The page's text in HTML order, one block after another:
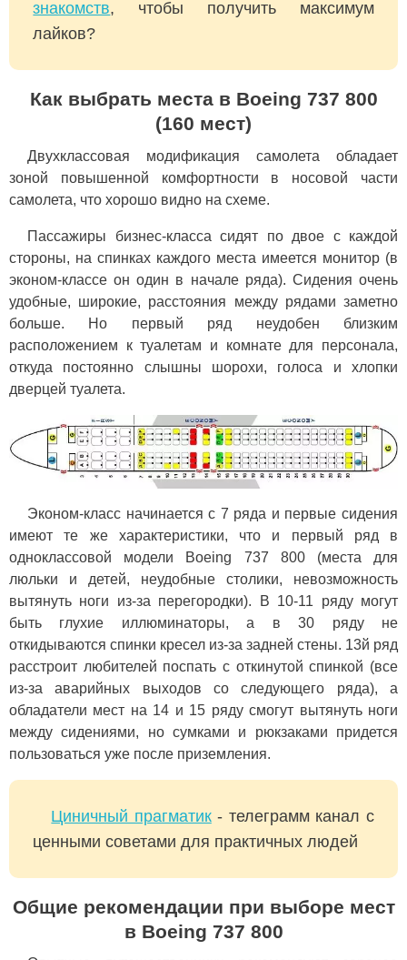
знакомств, чтобы получить максимум
лайков?
Как выбрать места в Boeing 737 800
(160 мест)
Двухклассовая модификация самолета обладает
зоной повышенной комфортности в носовой части
самолета, что хорошо видно на схеме.
Пассажиры бизнес-класса сидят по двое с каждой
стороны, на спинках каждого места имеется монитор (в
эконом-классе он один в начале ряда). Сидения очень
удобные, широкие, расстояния между рядами заметно
больше. Но первый ряд неудобен близким
расположением к туалетам и комнате для персонала,
откуда постоянно слышны шорохи, голоса и хлопки
дверцей туалета.
Эконом-класс начинается с 7 ряда и первые сидения
имеют те же характеристики, что и первый ряд в
одноклассовой модели Boeing 737 800 (места для
люльки и детей, неудобные столики, невозможность
вытянуть ноги из-за перегородки). В 10-11 ряду могут
быть глухие иллюминаторы, а в 30 ряду не
откидываются спинки кресел из-за задней стены. 13й ряд
расстроит любителей поспать с откинутой спинкой (все
из-за аварийных выходов со следующего ряда), а
обладатели мест на 14 и 15 ряду смогут вытянуть ноги
между сидениями, но сумками и рюкзаками придется
пользоваться уже после приземления.
Циничный прагматик- телеграмм канал с
ценными советами для практичных людей
Общие рекомендации при выборе мест
в Boeing 737 800